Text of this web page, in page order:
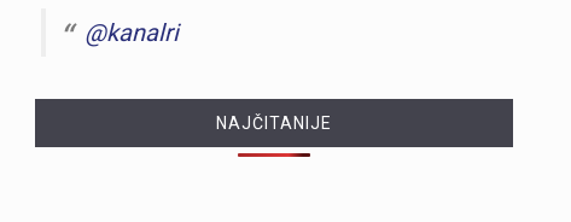
@kanalri
NAJČITANIJE